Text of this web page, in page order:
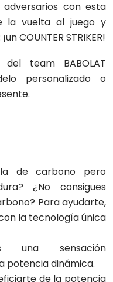
con esta
la vuelta al juego y
COUNTER STRIKER!
del team BABOLAT
personalizado o
de carbono pero
¿No consigues
Para ayudarte,
la tecnología única
una sensación
potencia dinámica.
de la potencia